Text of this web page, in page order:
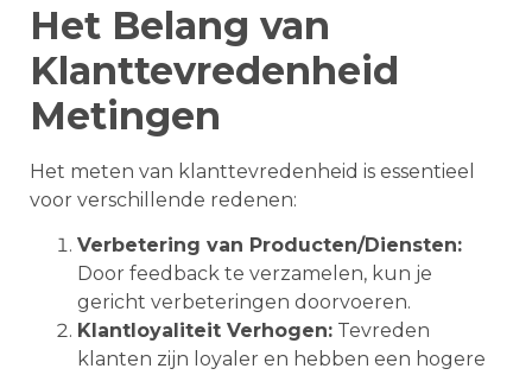
Het Belang van
Klanttevredenheid
Metingen
Het meten van klanttevredenheid is essentieel
voor verschillende redenen:
Verbetering van Producten/Diensten:
Door feedback te verzamelen, kun je
gericht verbeteringen doorvoeren.
Klantloyaliteit Verhogen: Tevreden
klanten zijn loyaler en hebben een hogere